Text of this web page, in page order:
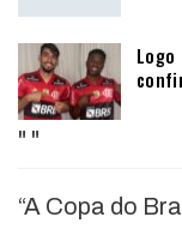
" "
“A Copa do